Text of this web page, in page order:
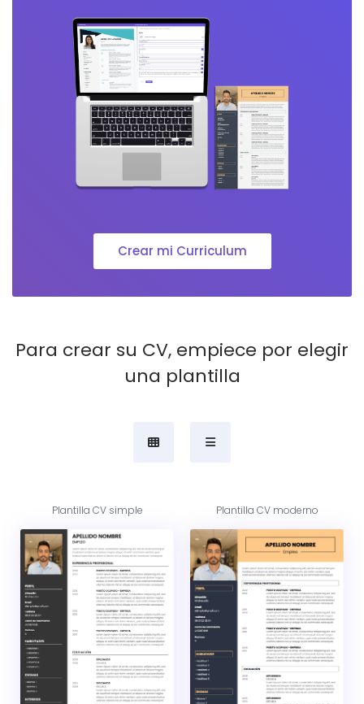
Crear mi Curriculum
Para crear su CV, empiece por elegir
una plantilla
Plantilla CV simple Plantilla CV moderno